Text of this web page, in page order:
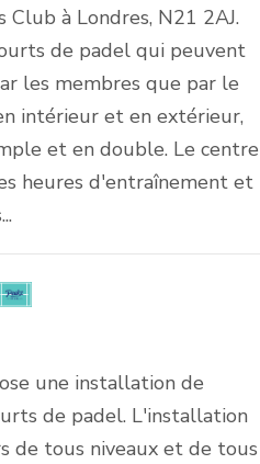
à Londres, N21 2AJ.
de padel qui peuvent
les membres que par le
intérieur et en extérieur,
et en double. Le centre
heures d'entraînement et
une installation de
de padel. L'installation
de tous niveaux et de tous